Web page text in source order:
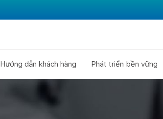
Hướng dẫn khách hàng Phát triển bền vững